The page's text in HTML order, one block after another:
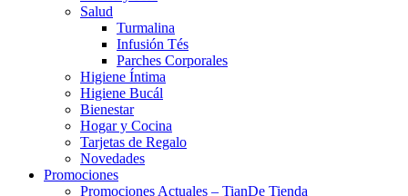
Salud
Turmalina
Infusión Tés
Parches Corporales
Higiene Íntima
Higiene Bucál
Bienestar
Hogar y Cocina
Tarjetas de Regalo
Novedades
Promociones
Promociones Actuales – TianDe Tienda